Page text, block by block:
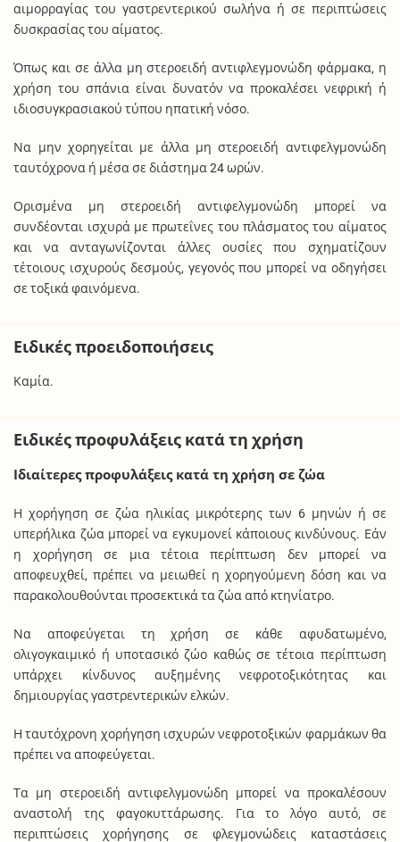
αιμορραγίας του γαστρεντερικού σωλήνα ή σε περιπτώσεις
δυσκρασίας του αίματος.
Όπως και σε άλλα μη στεροειδή αντιφλεγμονώδη φάρμακα, η
χρήση του σπάνια είναι δυνατόν να προκαλέσει νεφρική ή
ιδιοσυγκρασιακού τύπου ηπατική νόσο.
Να μην χορηγείται με άλλα μη στεροειδή αντιφελγμονώδη
ταυτόχρονα ή μέσα σε διάστημα 24 ωρών.
Ορισμένα μη στεροειδή αντιφελγμονώδη μπορεί να
συνδέονται ισχυρά με πρωτεΐνες του πλάσματος του αίματος
και να ανταγωνίζονται άλλες ουσίες που σχηματίζουν
τέτοιους ισχυρούς δεσμούς, γεγονός που μπορεί να οδηγήσει
σε τοξικά φαινόμενα.
Ειδικές προειδοποιήσεις
Καμία.
Ειδικές προφυλάξεις κατά τη χρήση
Ιδιαίτερες προφυλάξεις κατά τη χρήση σε ζώα
Η χορήγηση σε ζώα ηλικίας μικρότερης των 6 μηνών ή σε
υπερήλικα ζώα μπορεί να εγκυμονεί κάποιους κινδύνους. Εάν
η χορήγηση σε μια τέτοια περίπτωση δεν μπορεί να
αποφευχθεί, πρέπει να μειωθεί η χορηγούμενη δόση και να
παρακολουθούνται προσεκτικά τα ζώα από κτηνίατρο.
Να αποφεύγεται τη χρήση σε κάθε αφυδατωμένο,
ολιγογκαιμικό ή υποτασικό ζώο καθώς σε τέτοια περίπτωση
υπάρχει κίνδυνος αυξημένης νεφροτοξικότητας και
δημιουργίας γαστρεντερικών ελκών.
Η ταυτόχρονη χορήγηση ισχυρών νεφροτοξικών φαρμάκων θα
πρέπει να αποφεύγεται.
Τα μη στεροειδή αντιφελγμονώδη μπορεί να προκαλέσουν
αναστολή της φαγοκυττάρωσης. Για το λόγο αυτό, σε
περιπτώσεις χορήγησης σε φλεγμονώδεις καταστάσεις